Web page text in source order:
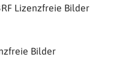
Lizenzfreie Bilder
Bilder